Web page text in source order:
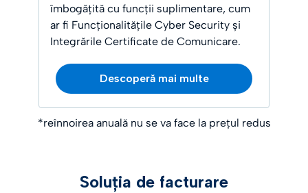
îmbogățită cu funcții suplimentare, cum
ar fi Funcționalitățile Cyber Security și
Integrările Certificate de Comunicare.
Descoperă mai multe
*reînnoirea anuală nu se va face la prețul redus
Soluția de facturare